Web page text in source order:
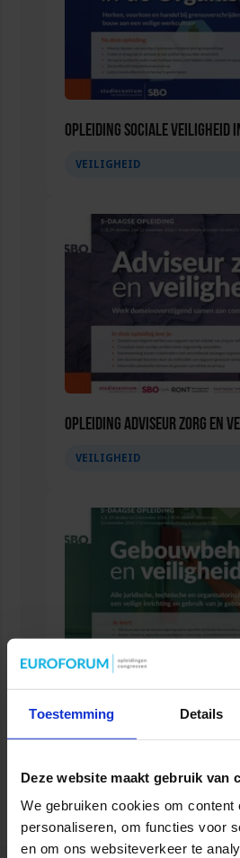
Toestemming Details
Deze website maakt gebruik van
We gebruiken cookies om content
personaliseren, om functies voor
en om ons websiteverkeer te
Opleiding Sociale Veiligheid
VEILIGHEID
Opleiding Adviseur zorg en
VEILIGHEID
Gebouwbeheer en veiligheid